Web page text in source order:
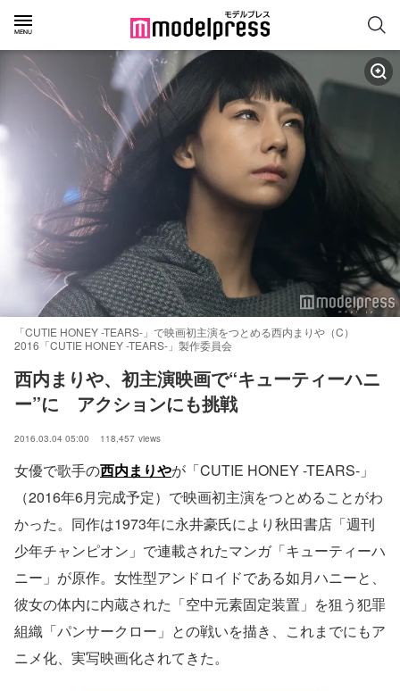
「CUTIE HONEY -TEARS-」で映画初主演をつとめる西内まりや（C）
2016「CUTIE HONEY -TEARS-」製作委員会
西内まりや、初主演映画で“キューティーハニ
ー”に　アクションにも挑戦
2016.03.04 05:00 118,457 views
女優で歌手の西内まりやが「CUTIE HONEY -TEARS-」
（2016年6月完成予定）で映画初主演をつとめることがわ
かった。同作は1973年に永井豪氏により秋田書店「週刊
少年チャンピオン」で連載されたマンガ「キューティーハ
ニー」が原作。女性型アンドロイドである如月ハニーと、
彼女の体内に内蔵された「空中元素固定装置」を狙う犯罪
組織「パンサークロー」との戦いを描き、これまでにもア
ニメ化、実写映画化されてきた。